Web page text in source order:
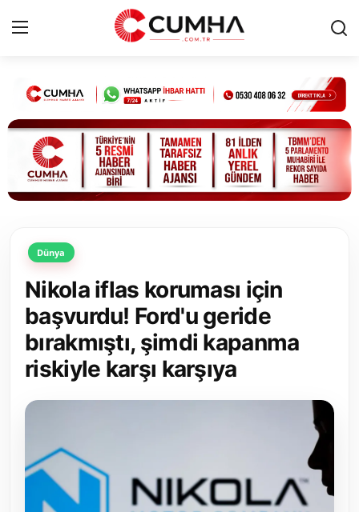
Kurumsal
Cumhurbaşkanlığı
Bakanlıklar
Siyasi Partiler
Yerel Yönetimler
Mülki İdare
Toplum ve Yaşam
Kamu Kurumları ve Üst Kurullar
Resmi Reklamlar
Dünya
Nikola iflas koruması için
başvurdu! Ford'u geride
bırakmıştı, şimdi kapanma
riskiyle karşı karşıya